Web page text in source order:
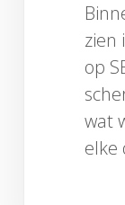
zien
op
wat
elke